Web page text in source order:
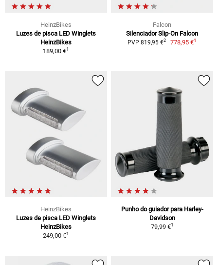
HeinzBikes
Luzes de pisca LED Winglets
HeinzBikes
189,00 €1
Falcon
Silenciador Slip-On Falcon
PVP 819,95 €2 778,95 €1
HeinzBikes
Luzes de pisca LED Winglets
HeinzBikes
249,00 €1
Punho do guiador para Harley-
Davidson
79,99 €1